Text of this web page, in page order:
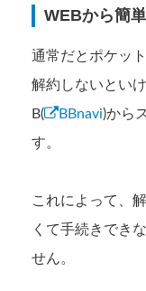
WEBから簡
通常だとポケッ
解約しないとい
B(
BBnavi)から
す。
これによって、
くて手続きでき
せん。